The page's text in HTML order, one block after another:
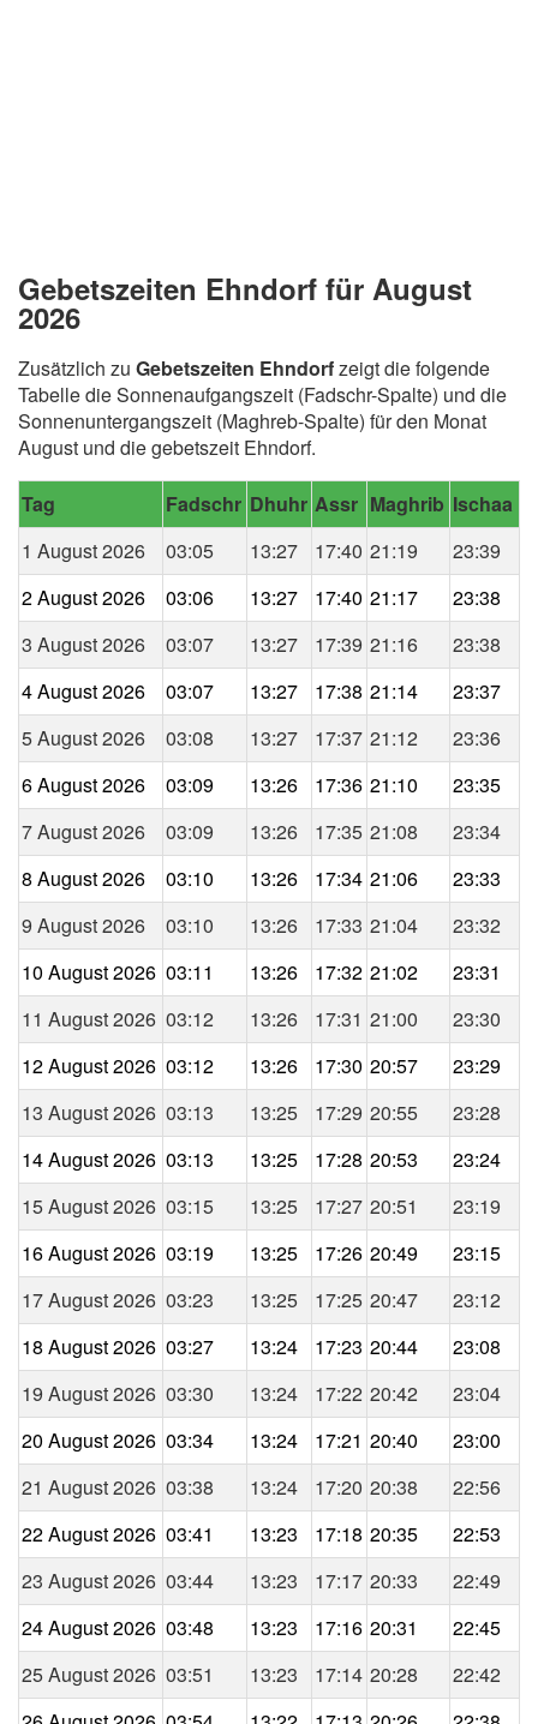
Gebetszeiten Ehndorf für August
2026
Zusätzlich zu Gebetszeiten Ehndorfzeigt die folgende
Tabelle die Sonnenaufgangszeit (Fadschr-Spalte) und die
Sonnenuntergangszeit (Maghreb-Spalte) für den Monat
August und die gebetszeit Ehndorf.
Tag Fadschr Dhuhr Assr Maghrib Ischaa
1 August 2026
03:05 13:27 17:40 21:19
23:39
2 August 2026
03:06 13:27 17:40 21:17
23:38
3 August 2026
03:07 13:27 17:39 21:16
23:38
4 August 2026
03:07 13:27 17:38 21:14
23:37
5 August 2026
03:08 13:27 17:37 21:12
23:36
6 August 2026
03:09 13:26 17:36 21:10
23:35
7 August 2026
03:09 13:26 17:35 21:08
23:34
8 August 2026
03:10 13:26 17:34 21:06
23:33
9 August 2026
03:10 13:26 17:33 21:04
23:32
10 August 2026 03:11 13:26 17:32 21:02
23:31
11 August 2026 03:12 13:26 17:31 21:00
23:30
12 August 2026 03:12 13:26 17:30 20:57
23:29
13 August 2026 03:13 13:25 17:29 20:55
23:28
14 August 2026 03:13 13:25 17:28 20:53
23:24
15 August 2026 03:15 13:25 17:27 20:51
23:19
16 August 2026 03:19 13:25 17:26 20:49
23:15
17 August 2026 03:23 13:25 17:25 20:47
23:12
18 August 2026 03:27 13:24 17:23 20:44
23:08
19 August 2026 03:30 13:24 17:22 20:42
23:04
20 August 2026 03:34 13:24 17:21 20:40
23:00
21 August 2026 03:38 13:24 17:20 20:38
22:56
22 August 2026 03:41 13:23 17:18 20:35
22:53
23 August 2026 03:44 13:23 17:17 20:33
22:49
24 August 2026 03:48 13:23 17:16 20:31
22:45
25 August 2026 03:51 13:23 17:14 20:28
22:42